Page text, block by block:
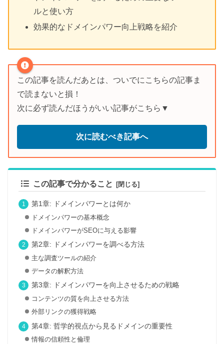
ルと使い方
効果的なドメインパワー向上戦略を紹介
この記事を読んだあとは、ついでにこちらの記事ま
で読まないと損！
次に必ず読んだほうがいい記事がこちら▼
次に読むべき記事へ
この記事で分かること
第1章: ドメインパワーとは何か
ドメインパワーの基本概念
ドメインパワーがSEOに与える影響
第2章: ドメインパワーを調べる方法
主な調査ツールの紹介
データの解釈方法
第3章: ドメインパワーを向上させるための戦略
コンテンツの質を向上させる方法
外部リンクの獲得戦略
第4章: 哲学的視点から見るドメインの重要性
情報の信頼性と倫理